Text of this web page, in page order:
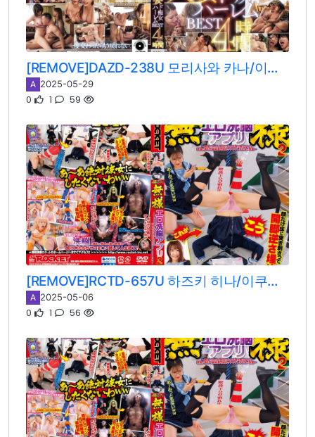
[REMOVE]DAZD-238U 모리사와 카나/이이오카 카나코/타치바나 메아리/쿠로카와 스미레/츠지이 호노카/아리오카 미우/사에키 유미카/나나미 히나/나나세 히나/토우죠 미레이/키사키 히카리
A 2025-05-29
0 1 59
[REMOVE]RCTD-657U 하즈키 히나/이쿠노 마치/유키시로 카호
A 2025-05-06
0 1 56